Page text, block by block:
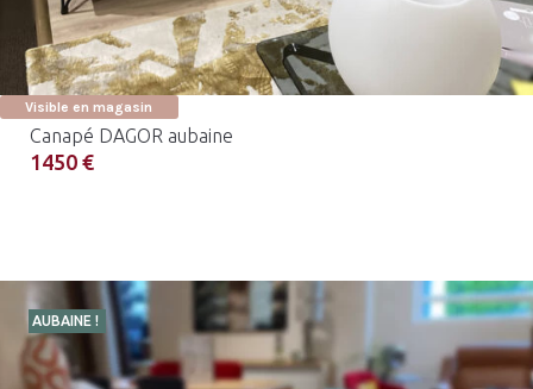
Visible en magasin
Canapé DAGOR aubaine
1450 €
AUBAINE !